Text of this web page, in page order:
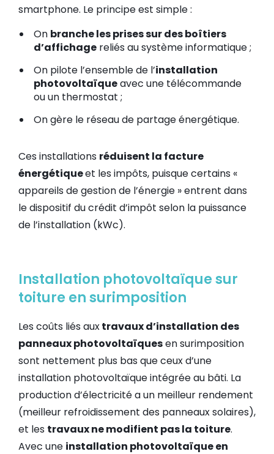
smartphone. Le principe est simple :
On branche les prises sur des boîtiers
d’affichage reliés au système informatique ;
On pilote l’ensemble de l’installation
photovoltaïqueavec une télécommande
ou un thermostat ;
On gère le réseau de partage énergétique.
Ces installations réduisent la facture
énergétiqueet les impôts, puisque certains «
appareils de gestion de l’énergie » entrent dans
le dispositif du crédit d’impôt selon la puissance
de l’installation (kWc).
Installation photovoltaïque sur
toiture en surimposition
Les coûts liés auxtravaux d’installation des
panneaux photovoltaïquesen surimposition
sont nettement plus bas que ceux d’une
installation photovoltaïque intégrée au bâti. La
production d’électricité a un meilleur rendement
(meilleur refroidissement des panneaux solaires),
et les travaux ne modifient pas la toiture.
Avec une installation photovoltaïque en